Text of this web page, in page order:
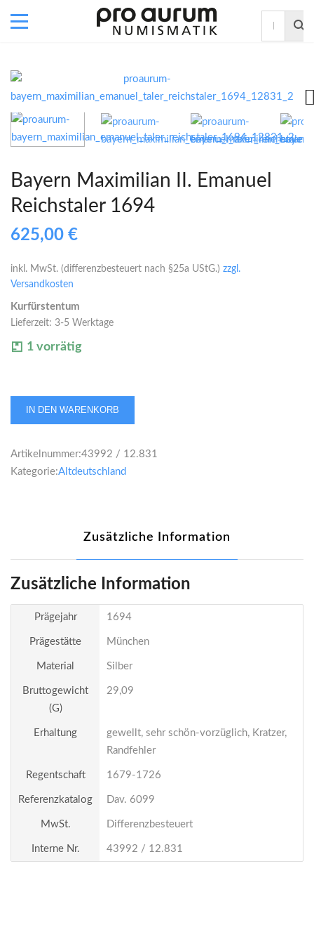
Bayern Maximilian II. Emanuel
Reichstaler 1694
625,00 €
inkl. MwSt. (differenzbesteuert nach §25a UStG.) zzgl.
Versandkosten
Kurfürstentum
Lieferzeit: 3-5 Werktage
1 vorrätig
Bayern
Maximilian
Emanuel
Reichstaler
IN DEN WARENKORB
Artikelnummer:43992 / 12.831
Kategorie:Altdeutschland
Zusätzliche Information
Zusätzliche Information
Prägejahr 1694
Prägestätte München
Material Silber
Bruttogewicht
(g)
29,09
Erhaltung
gewellt, sehr schön-vorzüglich, Kratzer,
Randfehler
Regentschaft 1679-1726
Referenzkatalog Dav. 6099
MwSt. Differenzbesteuert
Interne Nr. 43992 / 12.831